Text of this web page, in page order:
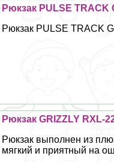
Рюкзак PULSE TRACK
Рюкзак PULSE TRACK
Рюкзак GRIZZLY RXL-
Рюкзак выполнен из
мягкий и приятный на